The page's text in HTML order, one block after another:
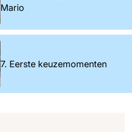
Mario
7. Eerste keuzemomenten